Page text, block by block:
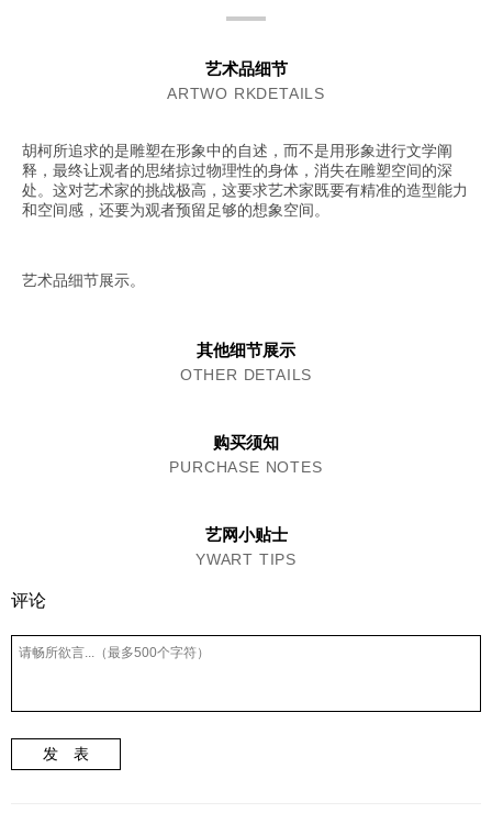
艺术品细节
ARTWO RKDETAILS
胡柯所追求的是雕塑在形象中的自述，而不是用形象进行文学阐
释，最终让观者的思绪掠过物理性的身体，消失在雕塑空间的深
处。这对艺术家的挑战极高，这要求艺术家既要有精准的造型能力
和空间感，还要为观者预留足够的想象空间。
艺术品细节展示。
其他细节展示
OTHER DETAILS
购买须知
PURCHASE NOTES
艺网小贴士
YWART TIPS
评论
发 表